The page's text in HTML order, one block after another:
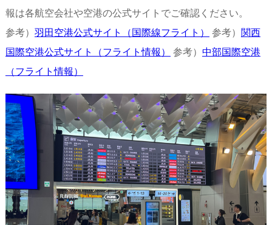
報は各航空会社や空港の公式サイトでご確認ください。
参考） 羽田空港公式サイト（国際線フライト） 参考） 関西
国際空港公式サイト（フライト情報）
参考） 中部国際空港
（フライト情報）